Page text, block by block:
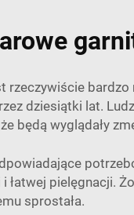
rzeczywiście
dziesiątki lat.
będą wyglądały
pielęgnacji.
sprostała.